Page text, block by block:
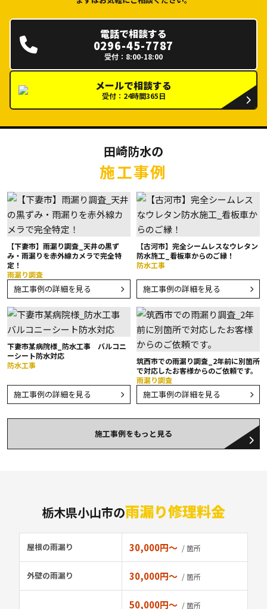
電話で相談する
0296-45-7787
受付：8:00-18:00
メールで相談する
受付：24時間365日
田崎防水の
施工事例
【下妻市】雨漏り調査_天井の黒ず
み・雨漏りを赤外線カメラで完全特
定！
雨漏り調査
施工事例の詳細を見る
【古河市】完全シームレスなウレタン
防水施工_看板車からのご縁！
防水工事
施工事例の詳細を見る
下妻市某病院様_防水工事 バルコニ
ーシート防水対応
防水工事
施工事例の詳細を見る
筑西市での雨漏り調査_2年前に別箇所
で対応したお客様からのご依頼です。
雨漏り調査
施工事例の詳細を見る
施工事例をもっと見る
栃木県小山市の雨漏り修理料金
屋根の雨漏り 30,000円〜 / 箇所
外壁の雨漏り 30,000円〜 / 箇所
50,000円〜 / 箇所